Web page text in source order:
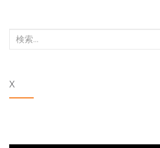
検
象:
X